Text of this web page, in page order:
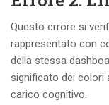
Questo errore si
rappresentato con
della stessa
significato dei colori
carico cognitivo.